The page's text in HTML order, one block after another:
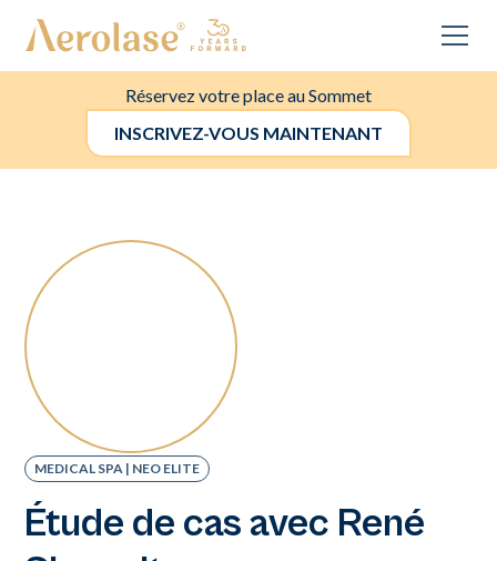
Réservez votre place au Sommet
INSCRIVEZ-VOUS MAINTENANT
MEDICAL SPA | NEO ELITE
Étude de cas avec René